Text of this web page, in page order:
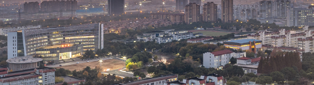
教师
学生
校友
后勤